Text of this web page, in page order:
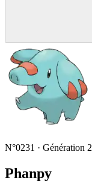
N°0231 · Génération 2
Phanpy